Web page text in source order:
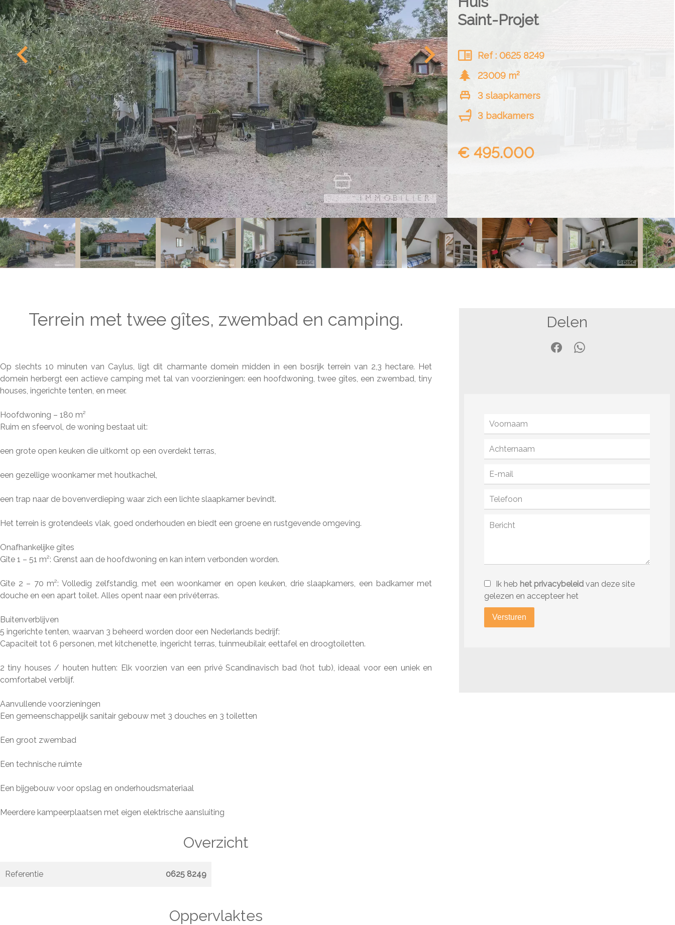
Saint-Projet
Ref : 0625 8249
23009 m²
3 slaapkamers
3 badkamers
€ 495.000
Terrein met twee gîtes, zwembad en camping.
Op slechts 10 minuten van Caylus, ligt dit charmante domein midden in een bosrijk terrein van 2,3 hectare. Het
domein herbergt een actieve camping met tal van voorzieningen: een hoofdwoning, twee gîtes, een zwembad, tiny
houses, ingerichte tenten, en meer.
Hoofdwoning – 180 m²
Ruim en sfeervol, de woning bestaat uit:
een grote open keuken die uitkomt op een overdekt terras,
een gezellige woonkamer met houtkachel,
een trap naar de bovenverdieping waar zich een lichte slaapkamer bevindt.
Het terrein is grotendeels vlak, goed onderhouden en biedt een groene en rustgevende omgeving.
Onafhankelijke gîtes
Gîte 1 – 51 m²: Grenst aan de hoofdwoning en kan intern verbonden worden.
Gîte 2 – 70 m²: Volledig zelfstandig, met een woonkamer en open keuken, drie slaapkamers, een badkamer met
douche en een apart toilet. Alles opent naar een privéterras.
Buitenverblijven
5 ingerichte tenten, waarvan 3 beheerd worden door een Nederlands bedrijf:
Capaciteit tot 6 personen, met kitchenette, ingericht terras, tuinmeubilair, eettafel en droogtoiletten.
2 tiny houses / houten hutten: Elk voorzien van een privé Scandinavisch bad (hot tub), ideaal voor een uniek en
comfortabel verblijf.
Aanvullende voorzieningen
Een gemeenschappelijk sanitair gebouw met 3 douches en 3 toiletten
Een groot zwembad
Een technische ruimte
Een bijgebouw voor opslag en onderhoudsmateriaal
Meerdere kampeerplaatsen met eigen elektrische aansluiting
Overzicht
Referentie 0625 8249
Oppervlaktes
Delen
Ik heb het privacybeleidvan deze site
gelezen en accepteer het
Versturen